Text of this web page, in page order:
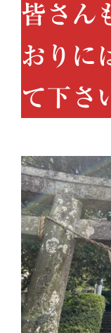
皆さん
おりに
て下さ